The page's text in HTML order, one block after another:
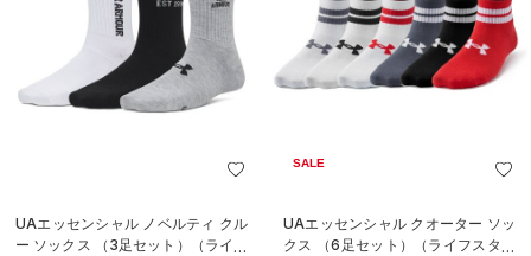
UAエッセンシャル ノベルティ クル
ー ソックス （3足セット）（ライフ
SALE
UAエッセンシャル クオーター ソッ
クス （6足セット）（ライフスタイ